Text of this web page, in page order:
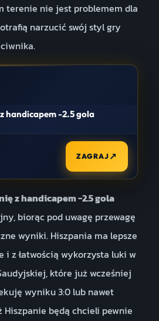
terenie nie jest problemem dla
narzucić swój styl gry
handicapem -2.5 gola
ZAGRAJ ↗
z handicapem -2.5 gola
biorąc pod uwagę przewagę
wyniki. Hiszpania ma lepsze
i z łatwością wykorzysta luki w
które już wcześniej
wyniku 3:0 lub nawet
Hiszpanie będą chcieli pewnie